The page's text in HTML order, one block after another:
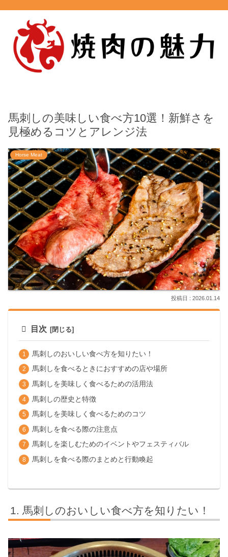
馬刺しの美味しい食べ方10選！新鮮さを
見極めるコツとアレンジ法
Horse Meat
2026.01.14
目次
馬刺しのおいしい食べ方を知りたい！
馬刺しを食べるときにおすすめの店や場所
馬刺しを美味しく食べるための活用法
馬刺しの歴史と特徴
馬刺しを美味しく食べるためのコツ
馬刺しを食べる際の注意点
馬刺しを楽しむためのイベントやフェスティバル
馬刺しを食べる際のまとめと行動喚起
馬刺しのおいしい食べ方を知りたい！